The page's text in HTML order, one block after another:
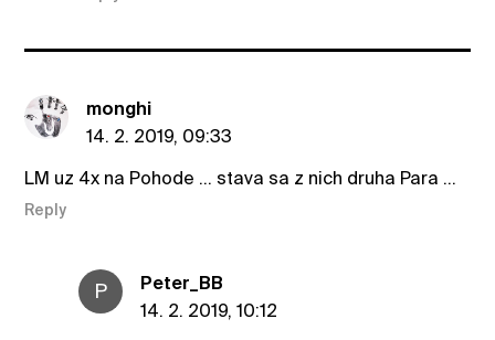
monghi
14. 2. 2019, 09:33
LM uz 4x na Pohode ... stava sa z nich druha Para ...
Reply
P
Peter_BB
14. 2. 2019, 10:12